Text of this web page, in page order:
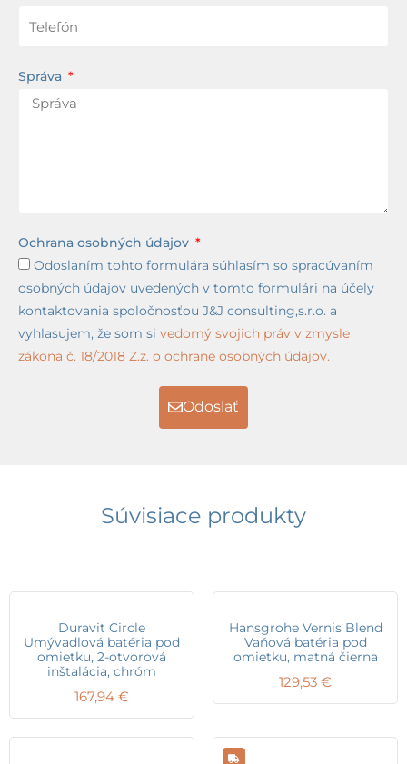
Správa
Ochrana osobných údajov
Odoslaním tohto formulára súhlasím so spracúvaním
osobných údajov uvedených v tomto formulári na účely
kontaktovania spoločnosťou J&J consulting,s.r.o. a
vyhlasujem, že som si vedomý svojich práv v zmysle
zákona č. 18/2018 Z.z. o ochrane osobných údajov.
Odoslať
Súvisiace produkty
Duravit Circle
Umývadlová batéria pod
omietku, 2-otvorová
inštalácia, chróm
167,94 €
Hansgrohe Vernis Blend
Vaňová batéria pod
omietku, matná čierna
129,53 €